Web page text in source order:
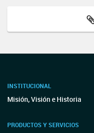
INSTITUCIONAL
Misión, Visión e Historia
PRODUCTOS Y SERVICIOS